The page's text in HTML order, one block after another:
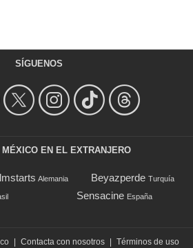
SÍGUENOS
EN EL EXTRANJERO
Alemania Beyazperde Turquía
Sensacine España
Contacta con nosotros Términos de uso